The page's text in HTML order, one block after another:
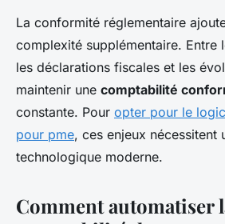
La conformité réglementaire
complexité supplémentaire. Entre
les déclarations fiscales et les
maintenir une comptabilité
constante. Pour opter pour le
pour pme, ces enjeux nécessitent
technologique moderne.
Comment automatiser